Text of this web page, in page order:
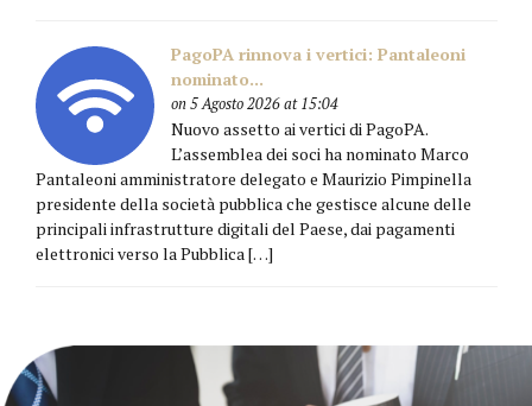
PagoPA rinnova i vertici: Pantaleoni
nominato...
on 5 Agosto 2026 at 15:04
Nuovo assetto ai vertici di PagoPA.
L’assemblea dei soci ha nominato Marco
Pantaleoni amministratore delegato e Maurizio Pimpinella
presidente della società pubblica che gestisce alcune delle
principali infrastrutture digitali del Paese, dai pagamenti
elettronici verso la Pubblica […]